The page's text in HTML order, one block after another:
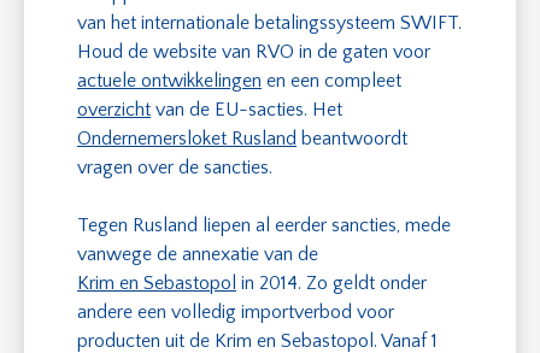
van het internationale betalingssysteem SWIFT.
Houd de website van RVO in de gaten voor
actuele ontwikkelingen en een compleet
overzicht van de EU-sacties. Het
Ondernemersloket Rusland beantwoordt
vragen over de sancties.
Tegen Rusland liepen al eerder sancties, mede
vanwege de annexatie van de
Krim en Sebastopol in 2014. Zo geldt onder
andere een volledig importverbod voor
producten uit de Krim en Sebastopol. Vanaf 1